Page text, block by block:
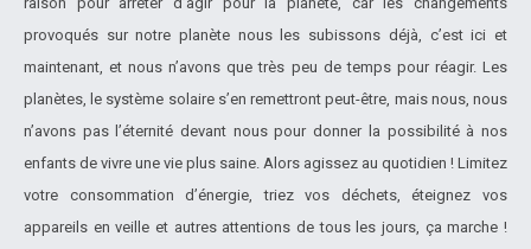
provoqués sur notre planète nous les subissons déjà, c’est ici et
maintenant, et nous n’avons que très peu de temps pour réagir. Les
planètes, le système solaire s’en remettront peut-être, mais nous, nous
n’avons pas l’éternité devant nous pour donner la possibilité à nos
enfants de vivre une vie plus saine. Alors agissez au quotidien ! Limitez
votre consommation d’énergie, triez vos déchets, éteignez vos
appareils en veille et autres attentions de tous les jours, ça marche !